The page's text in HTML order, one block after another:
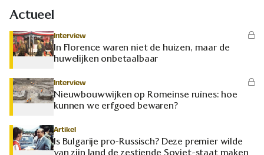
Actueel
Interview
In Florence waren niet de huizen, maar de
huwelijken onbetaalbaar
Interview
Nieuwbouwwijken op Romeinse ruïnes: hoe
kunnen we erfgoed bewaren?
Artikel
Is Bulgarije pro-Russisch? Deze premier wilde
van zijn land de zestiende Sovjet-staat maken